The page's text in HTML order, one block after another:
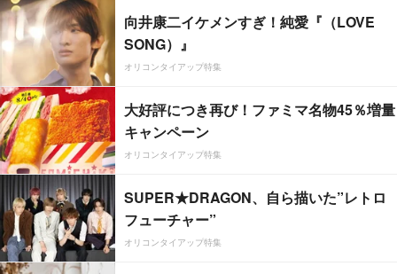
向井康二イケメンすぎ！純愛『（LOVE
SONG）』
オリコンタイアップ特集
大好評につき再び！ファミマ名物45％増量
キャンペーン
オリコンタイアップ特集
SUPER★DRAGON、自ら描いた”レトロ
フューチャー”
オリコンタイアップ特集